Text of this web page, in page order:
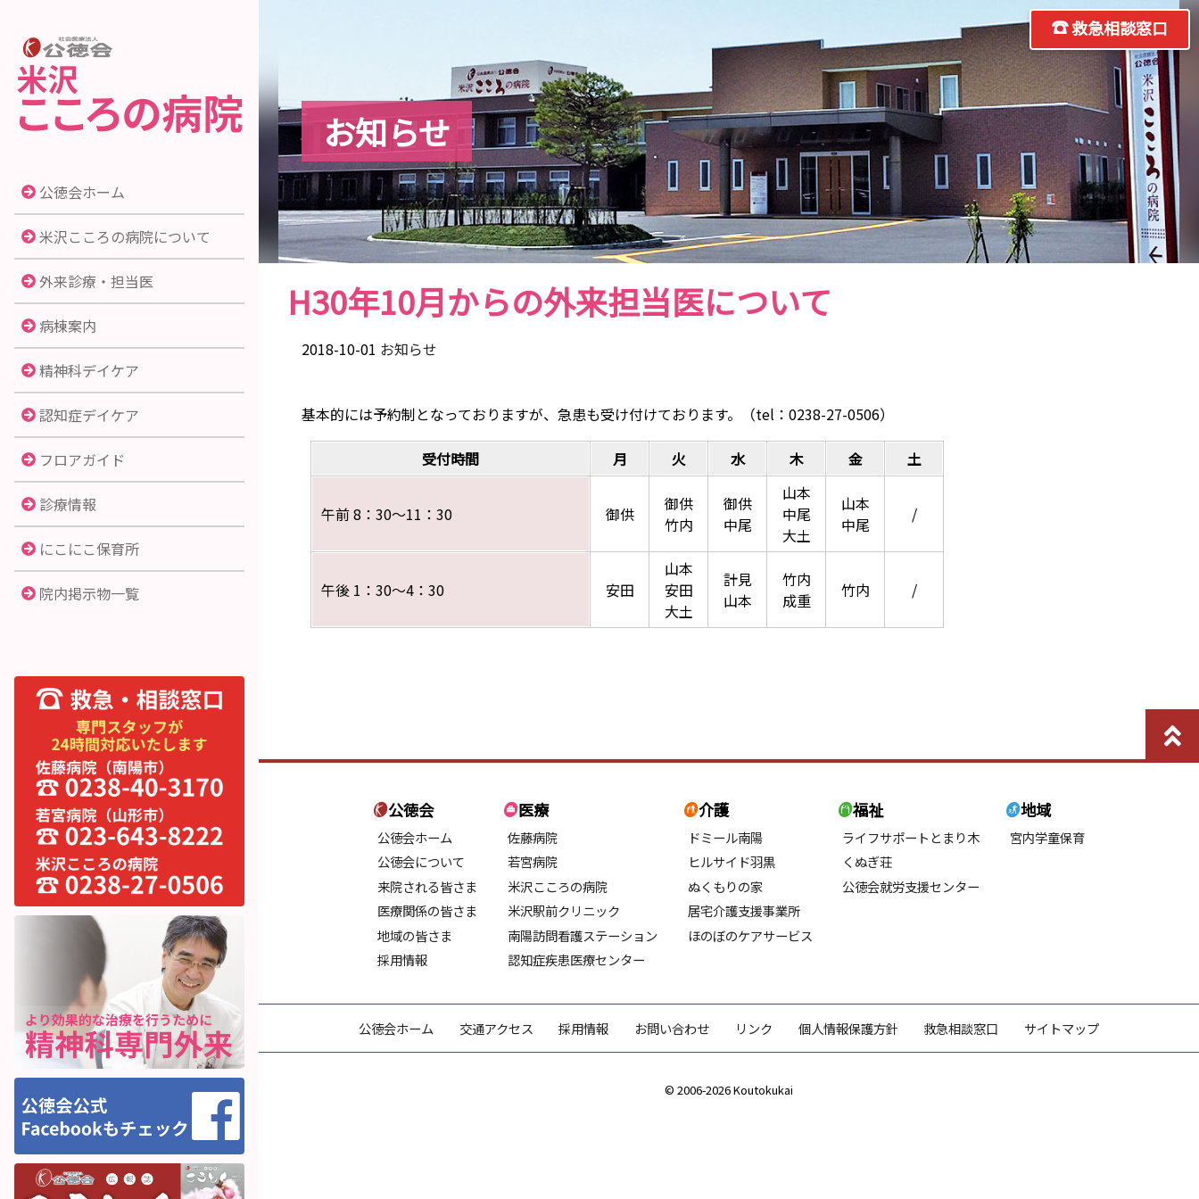
公徳会ホーム
米沢こころの病院について
外来診療・担当医
病棟案内
精神科デイケア
認知症デイケア
フロアガイド
診療情報
にこにこ保育所
院内掲示物一覧
救急相談窓口
お知らせ
H30年10月からの外来担当医について
2018-10-01 お知らせ
基本的には予約制となっておりますが、急患も受け付けております。（tel：0238-27-0506）
受付時間 月 火 水 木 金 土
午前 8：30～11：30 御供
御供
竹内
御供
中尾
山本
中尾
大土
山本
中尾
/
午後 1：30～4：30 安田
山本
安田
大土
計見
山本
竹内
成重
竹内 /
公徳会
公徳会ホーム
公徳会について
来院される皆さま
医療関係の皆さま
地域の皆さま
採用情報
医療
佐藤病院
若宮病院
米沢こころの病院
米沢駅前クリニック
南陽訪問看護ステーション
認知症疾患医療センター
介護
ドミール南陽
ヒルサイド羽黒
ぬくもりの家
居宅介護支援事業所
ほのぼのケアサービス
福祉
ライフサポートとまり木
くぬぎ荘
公徳会就労支援センター
地域
宮内学童保育
公徳会ホーム 交通アクセス 採用情報 お問い合わせ リンク 個人情報保護方針 救急相談窓口 サイトマップ
© 2006-2026 Koutokukai